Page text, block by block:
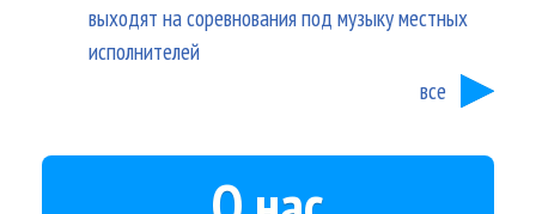
выходят на соревнования под музыку местных
исполнителей
все